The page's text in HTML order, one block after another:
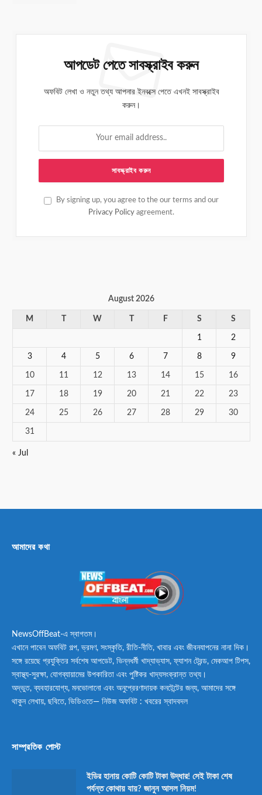
আপডেট পেতে সাবস্ক্রাইব করুন
অফবিট লেখা ও নতুন তথ্য আপনার ইনবক্সে পেতে এখনই সাবস্ক্রাইব
করুন।
By signing up, you agree to the our terms and our
Privacy Policy agreement.
August 2026
M T W T F S S
1 2
3 4 5 6 7 8 9
10 11 12 13 14 15 16
17 18 19 20 21 22 23
24 25 26 27 28 29 30
31
« Jul
আমাদের কথা
NewsOffBeat-এ স্বাগতম।
এখানে পাবেন অফবিট গল্প, ভ্রমণ, সংস্কৃতি, রীতি-নীতি, খাবার এবং জীবনযাপনের নানা দিক।
সঙ্গে রয়েছে প্রযুক্তির সর্বশেষ আপডেট, ভিন্নধর্মী খাদ্যাভ্যাস, ফ্যাশন ট্রেন্ড, মেকআপ টিপস,
স্বাস্থ্য-সুরক্ষা, যোগব্যায়ামের উপকারিতা এবং পুষ্টিকর খাদ্যসংক্রান্ত তথ্য।
অদ্ভুত, ব্যবহারযোগ্য, মনভোলানো এবং অনুপ্রেরণাদায়ক কনটেন্টের জন্য, আমাদের সঙ্গে
থাকুন লেখায়, ছবিতে, ভিডিওতে— নিউজ অফবিট : খবরের স্বাদবদল
সাম্প্রতিক পোস্ট
ইডির হানায় কোটি কোটি টাকা উদ্ধার! সেই টাকা শেষ
পর্যন্ত কোথায় যায়? জানুন আসল নিয়ম!